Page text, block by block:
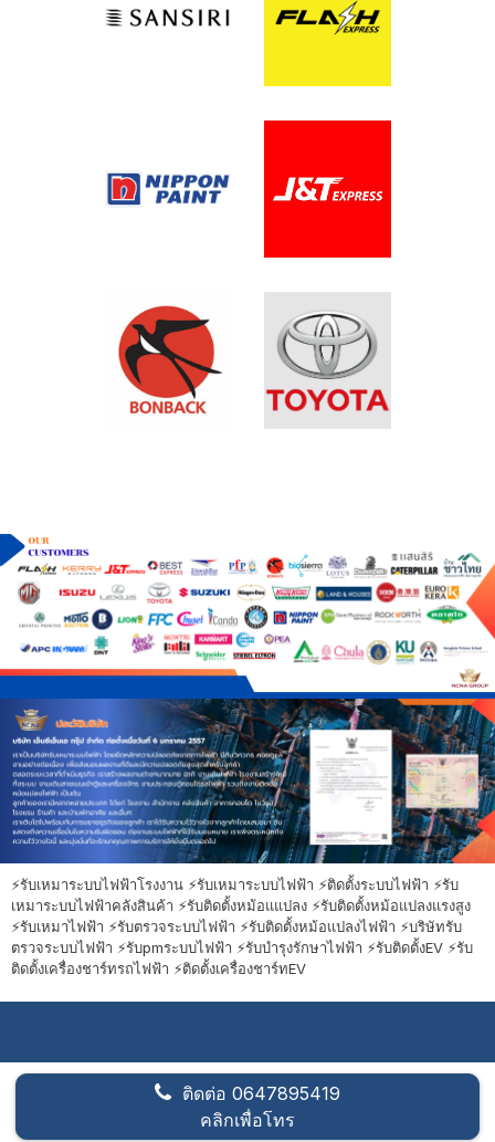
⚡️รับเหมาระบบไฟฟ้าโรงงาน ⚡️รับเหมาระบบไฟฟ้า ⚡️ติดตั้งระบบไฟฟ้า ⚡️รับ
เหมาระบบไฟฟ้าคลังสินค้า ⚡️รับติดตั้งหม้อแแปลง ⚡️รับติดตั้งหม้อแปลงแรงสูง
⚡️รับเหมาไฟฟ้า ⚡️รับตรวจระบบไฟฟ้า ⚡️รับติดตั้งหม้อแปลงไฟฟ้า ⚡️บริษัทรับ
ตรวจระบบไฟฟ้า ⚡️รับpmระบบไฟฟ้า ⚡️รับบำรุงรักษาไฟฟ้า ⚡️รับติดตั้งEV ⚡️รับ
ติดตั้งเครื่องชาร์ทรถไฟฟ้า ⚡️ติดตั้งเครื่องชาร์ทEV
ติดต่อ 0647895419
คลิกเพื่อโทร